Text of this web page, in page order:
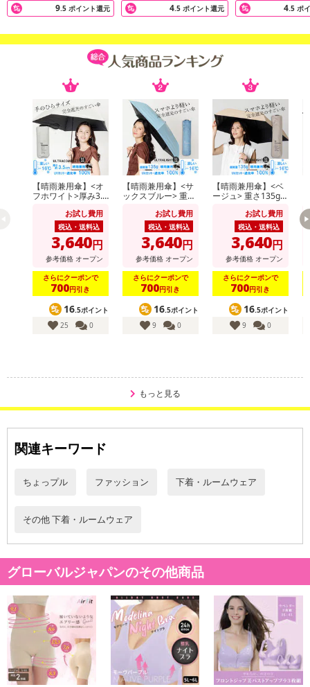
外出時、お家で1日中使える
24H整乳ナイトブラ
9.5 ポイント還元 4.5 ポイント還元 4.5 ポ
【晴雨兼用傘】<オ
フホワイト>厚み3.5
ズUVカット100％マ
イナス16度
お試し費用
税込・送料込
3,640円
参考価格 オープン
さらにクーポンで
700円引き
16.5ポイント
25
0
【晴雨兼用傘】<サ
ックスブルー> 重さ
軽いUVカット100％
マイナス16度 UL
お試し費用
税込・送料込
3,640円
参考価格 オープン
さらにクーポンで
700円引き
16.5ポイント
9
0
【晴雨兼用傘】<ベ
ージュ> 重さ135g！
カット100％マイナ
ス16度 UL
お試し費用
税込・送料込
3,640円
参考価格 オープン
さらにクーポンで
700円引き
16.5ポイント
9
0
もっと見る
関連キーワード
ちょっプル ファッション 下着・ルームウェア
その他 下着・ルームウェア
グローバルジャパンのその他商品